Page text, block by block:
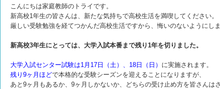
こんにちは家庭教師のトライです。
新高校1年生の皆さんは、新たな気持ちで高校生活を満喫してください。
厳しい受験勉強を経てつかんだ高校生活ですから、悔いのないようにし
新高校3年生にとっては、大学入試本番まで残り1年を切りました。
大学入試センター試験は1月17日（土）、18日（日） に実施されます。
残り9ヶ月ほどで本格的な受験シーズンを迎えることになりますが、
あ と9ヶ月もあるか、9ヶ月しかないか、どちらの受け止め方を皆さんは